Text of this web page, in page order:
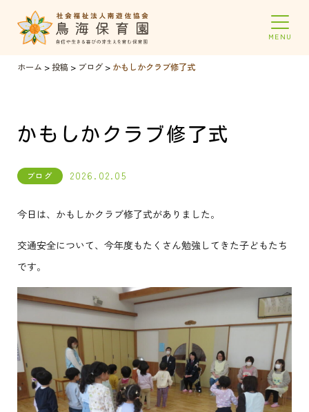
ホーム >投稿 > ブログ> かもしかクラブ修了式
かもしかクラブ修了式
ブログ 2026.02.05
今日は、かもしかクラブ修了式がありました。
交通安全について、今年度もたくさん勉強してきた子どもたち
です。